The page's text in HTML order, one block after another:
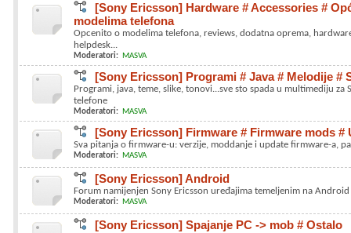
[Sony Ericsson] Hardware # Accessories #
modelima telefona
Opcenito o modelima telefona, reviews, dodatna oprema,
helpdesk...
Moderatori: MASVA
[Sony Ericsson] Programi # Java # Melodije #
Programi, java, teme, slike, tonovi...sve sto spada u multimediju za
telefone
Moderatori: MASVA
[Sony Ericsson] Firmware # Firmware mods #
Sva pitanja o firmware-u: verzije, moddanje i update firmware-a,
Moderatori: MASVA
[Sony Ericsson] Android
Forum namijenjen Sony Ericsson uređajima temeljenim na
Moderatori: MASVA
[Sony Ericsson] Spajanje PC -> mob # Ostalo